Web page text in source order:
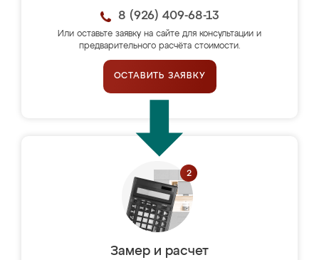
8 (926) 409-68-13
Или оставьте заявку на сайте для консультации и
предварительного расчёта стоимости.
ОСТАВИТЬ ЗАЯВКУ
Замер и расчет